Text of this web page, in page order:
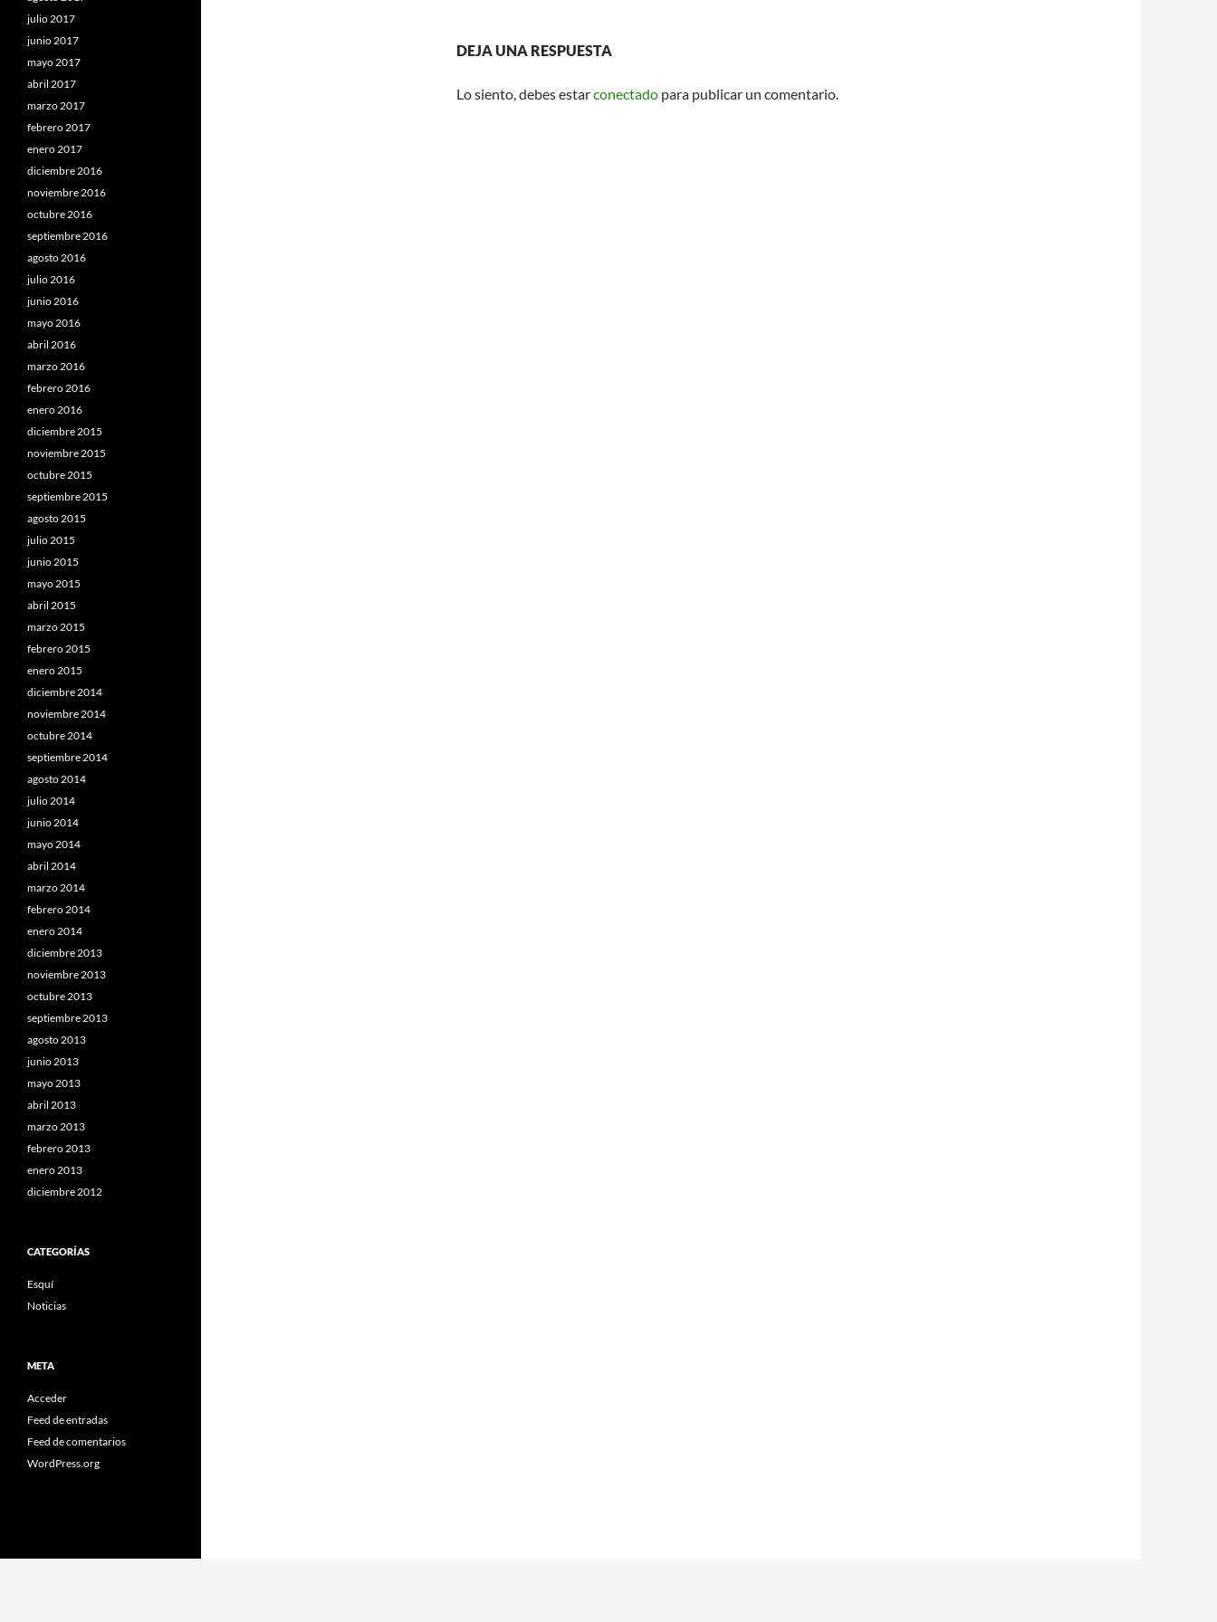
DEJA UNA RESPUESTA
Lo siento, debes estarconectado para publicar un comentario.
julio 2017
junio 2017
mayo 2017
abril 2017
marzo 2017
febrero 2017
enero 2017
diciembre 2016
noviembre 2016
octubre 2016
septiembre 2016
agosto 2016
julio 2016
junio 2016
mayo 2016
abril 2016
marzo 2016
febrero 2016
enero 2016
diciembre 2015
noviembre 2015
octubre 2015
septiembre 2015
agosto 2015
julio 2015
junio 2015
mayo 2015
abril 2015
marzo 2015
febrero 2015
enero 2015
diciembre 2014
noviembre 2014
octubre 2014
septiembre 2014
agosto 2014
julio 2014
junio 2014
mayo 2014
abril 2014
marzo 2014
febrero 2014
enero 2014
diciembre 2013
noviembre 2013
octubre 2013
septiembre 2013
agosto 2013
junio 2013
mayo 2013
abril 2013
marzo 2013
febrero 2013
enero 2013
diciembre 2012
CATEGORÍAS
Esquí
Noticias
META
Acceder
Feed de entradas
Feed de comentarios
WordPress.org